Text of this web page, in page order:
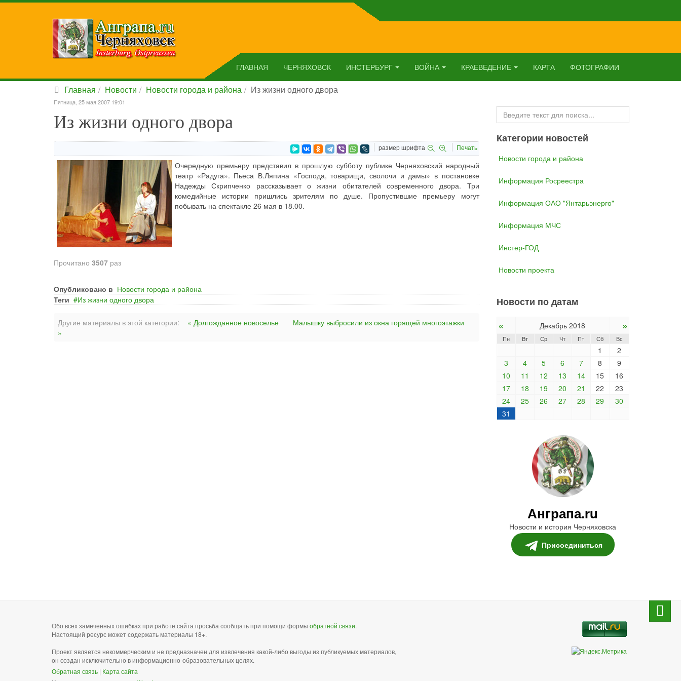
ГЛАВНАЯ ЧЕРНЯХОВСК ИНСТЕРБУРГ ВОЙНА КРАЕВЕДЕНИЕ КАРТА ФОТОГРАФИИ
Главная Новости Новости города и района Из жизни одного двора
Пятница, 25 мая 2007 19:01
Из жизни одного двора
размер шрифта Печать
Очередную премьеру представил в прошлую субботу публике Черняховский народный
театр «Радуга». Пьеса В.Ляпина «Господа, товарищи, сволочи и дамы» в постановке
Надежды Скрипченко рассказывает о жизни обитателей современного двора. Три
комедийные истории пришлись зрителям по душе. Пропустившие премьеру могут
побывать на спектакле 26 мая в 18.00.
Прочитано 3507 раз
Опубликовано в Новости города и района
Теги
Из жизни одного двора
Другие материалы в этой категории: « Долгожданное новоселье
Малышку выбросили из окна горящей многоэтажки
»
Искать...
Категории новостей
Новости города и района
Информация Росреестра
Информация ОАО "Янтарьэнерго"
Информация МЧС
Инстер-ГОД
Новости проекта
Новости по датам
« Декабрь 2018 »
Пн Вт Ср Чт Пт Сб Вс
1
2
3
4 5 6 7 8
9
10
11 12 13 14 15
16
17
18 19 20 21 22
23
24
25 26 27 28 29
30
31
Анграпа.ru
Новости и история Черняховска
Присоединиться
Обо всех замеченных ошибках при работе сайта просьба сообщать при помощи формы обратной связи.
Настоящий ресурс может содержать материалы 18+.
Проект является некоммерческим и не предназначен для извлечения какой-либо выгоды из публикуемых материалов,
он создан исключительно в информационно-образовательных целях.
Обратная связь | Карта сайта